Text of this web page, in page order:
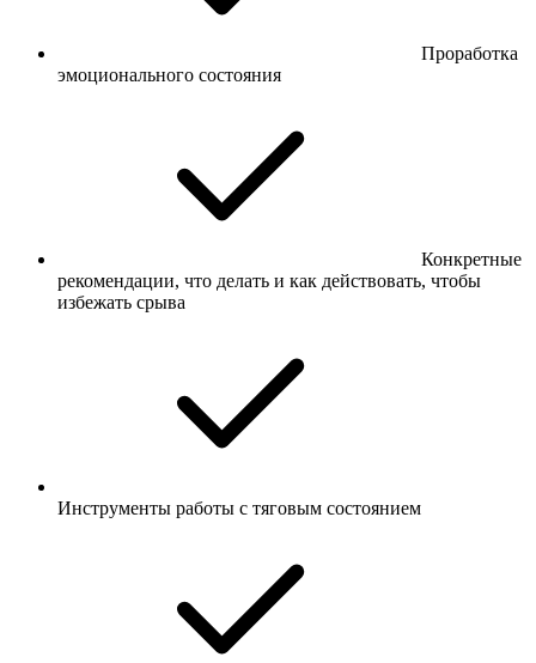
Проработка
эмоционального состояния
Конкретные
рекомендации, что делать и как действовать, чтобы
избежать срыва
Инструменты работы с тяговым состоянием